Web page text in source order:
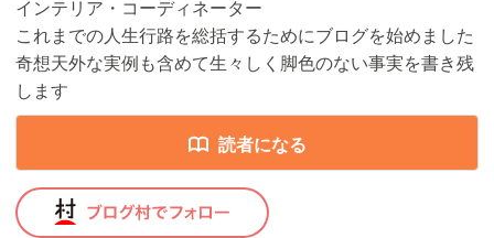
インテリア・コーディネーター
これまでの人生行路を総括するためにブログを始めました
奇想天外な実例も含めて生々しく脚色のない事実を書き残
します
読者になる